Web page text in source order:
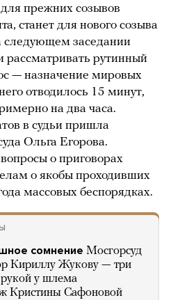
прежних созывов
станет для нового созыва
заседании
рутинный
— назначение мировых
отводилось 15 минут,
на два часа.
в судьи пришла
Ольга Егорова.
о приговорах
о якобы проходивших
массовых беспорядках.
сомнение Мосгорсуд
Кириллу Жукову — три
рукой у шлема
Кристины Сафоновой